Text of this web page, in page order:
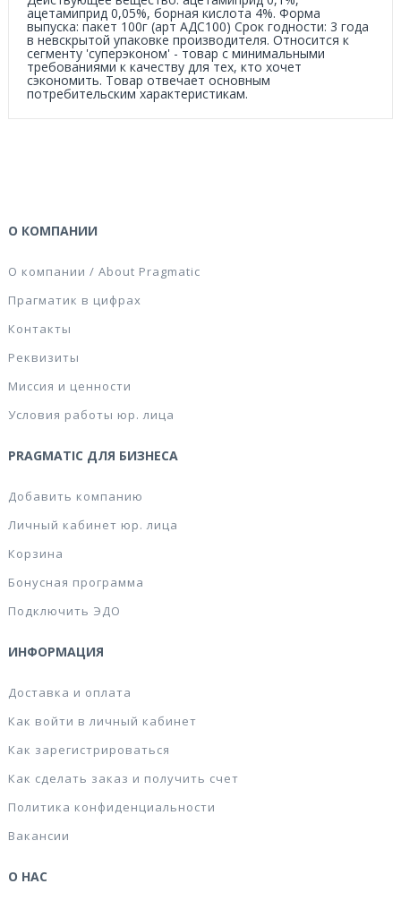
ацетамиприд 0,05%, борная кислота 4%. Форма
выпуска: пакет 100г (арт АДС100) Срок годности: 3 года
в невскрытой упаковке производителя. Относится к
сегменту 'суперэконом' - товар с минимальными
требованиями к качеству для тех, кто хочет
сэкономить. Товар отвечает основным
потребительским характеристикам.
О КОМПАНИИ
О компании / About Pragmatic
Прагматик в цифрах
Контакты
Реквизиты
Миссия и ценности
Условия работы юр. лица
PRAGMATIC ДЛЯ БИЗНЕСА
Добавить компанию
Личный кабинет юр. лица
Корзина
Бонусная программа
Подключить ЭДО
ИНФОРМАЦИЯ
Доставка и оплата
Как войти в личный кабинет
Как зарегистрироваться
Как сделать заказ и получить счет
Политика конфиденциальности
Вакансии
О НАС